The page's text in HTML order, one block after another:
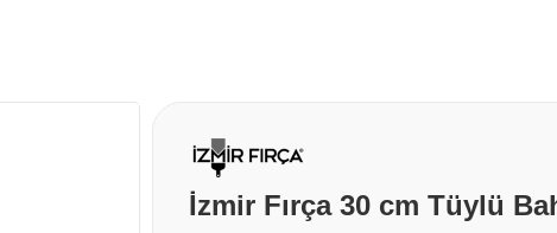
İzmir Fırça 30 cm Tüylü